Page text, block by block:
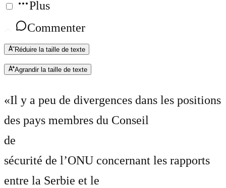
Plus
Commenter
Réduire la taille de texte
Agrandir la taille de texte
«Il y a peu de divergences dans les positions
des pays membres du Conseil
de
sécurité de l’ONU concernant les rapports
entre la Serbie et le